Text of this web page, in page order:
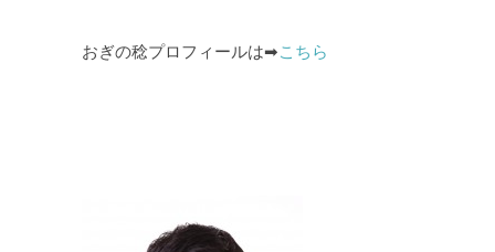
おぎの稔プロフィールは➡こちら